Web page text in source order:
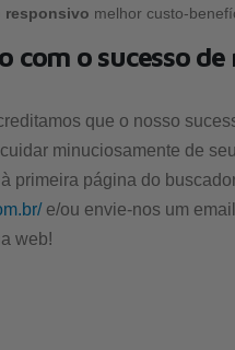
responsivo melhor custo-
com o sucesso de
que o nosso
minuciosamente de
primeira página do
e/ou envie-nos um
web!